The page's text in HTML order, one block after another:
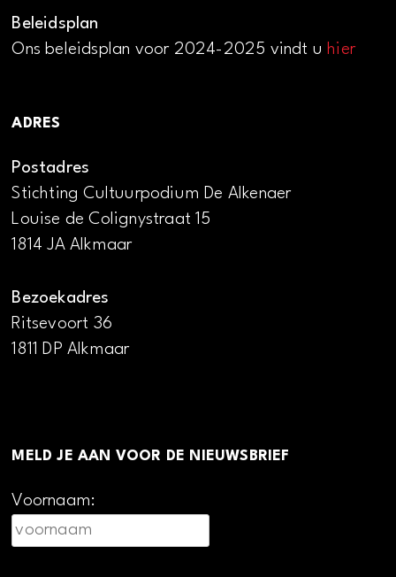
Beleidsplan
Ons beleidsplan voor 2024-2025 vindt uhier
ADRES
Postadres
Stichting Cultuurpodium De Alkenaer
Louise de Colignystraat 15
1814 JA Alkmaar
Bezoekadres
Ritsevoort 36
1811 DP Alkmaar
MELD JE AAN VOOR DE NIEUWSBRIEF
Voornaam: